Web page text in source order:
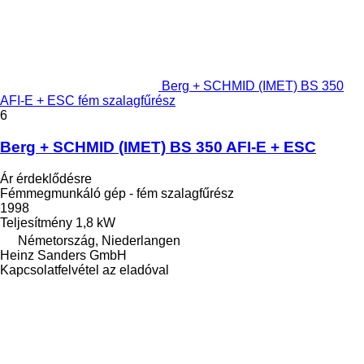
Berg + SCHMID (IMET) BS 350
AFI-E + ESC fém szalagfűrész
6
Berg + SCHMID (IMET) BS 350 AFI-E + ESC
Ár érdeklődésre
Fémmegmunkáló gép - fém szalagfűrész
1998
Teljesítmény 1,8 kW
Németország, Niederlangen
Heinz Sanders GmbH
Kapcsolatfelvétel az eladóval